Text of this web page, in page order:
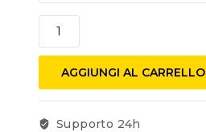
AGGIUNGI AL CARRELLO
Supporto 24h